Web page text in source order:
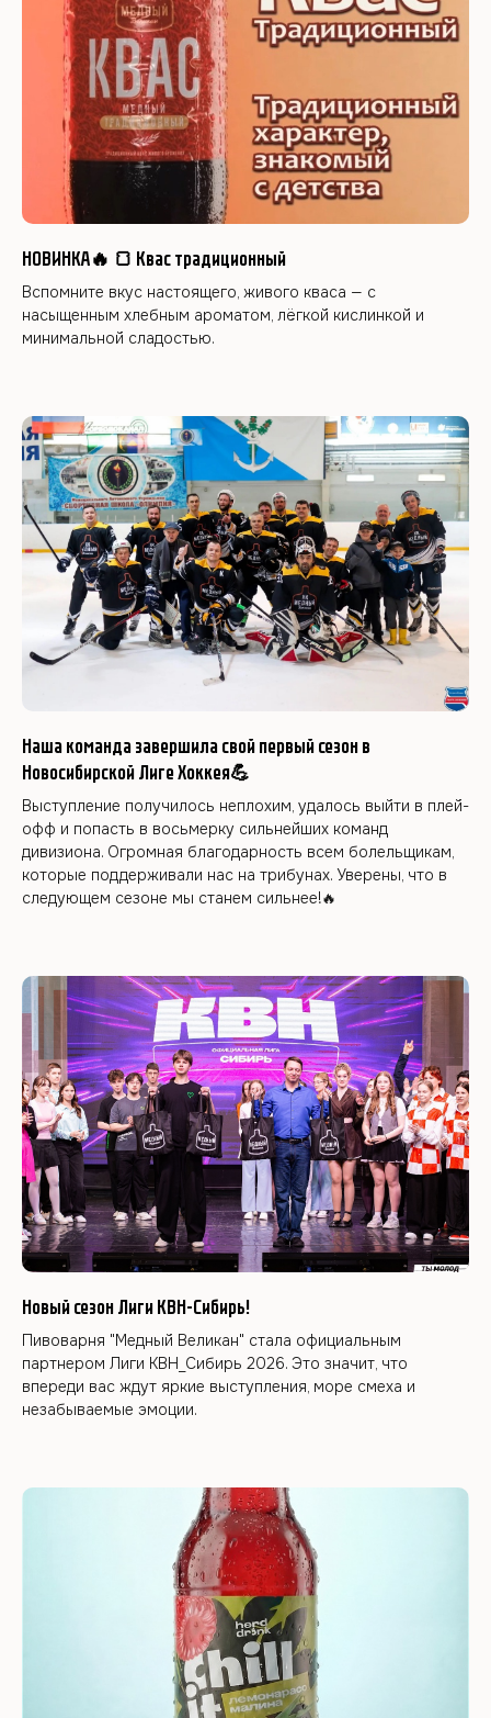
НОВИНКА🔥 🍞 Квас традиционный
Вспомните вкус настоящего, живого кваса — с
насыщенным хлебным ароматом, лёгкой кислинкой и
минимальной сладостью.
Наша команда завершила свой первый сезон в
Новосибирской Лиге Хоккея💪
Выступление получилось неплохим, удалось выйти в плей-
офф и попасть в восьмерку сильнейших команд
дивизиона. Огромная благодарность всем болельщикам,
которые поддерживали нас на трибунах. Уверены, что в
следующем сезоне мы станем сильнее!🔥
Новый сезон Лиги КВН-Сибирь!
Пивоварня "Медный Великан" стала официальным
партнером Лиги КВН_Сибирь 2026. Это значит, что
впереди вас ждут яркие выступления, море смеха и
незабываемые эмоции.